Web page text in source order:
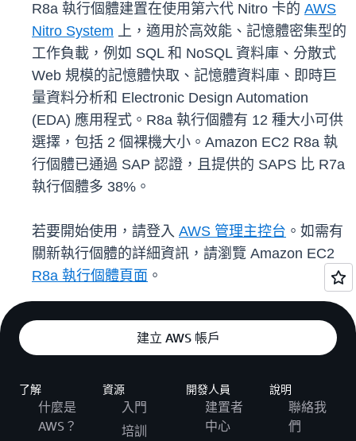
R8a 執行個體建置在使用第六代 Nitro 卡的 AWS
Nitro System 上，適用於高效能、記憶體密集型的
工作負載，例如 SQL 和 NoSQL 資料庫、分散式
Web 規模的記憶體快取、記憶體資料庫、即時巨
量資料分析和 Electronic Design Automation
(EDA) 應用程式。R8a 執行個體有 12 種大小可供
選擇，包括 2 個裸機大小。Amazon EC2 R8a 執
行個體已通過 SAP 認證，且提供的 SAPS 比 R7a
執行個體多 38%。
若要開始使用，請登入 AWS 管理主控台 。如需有
關新執行個體的詳細資訊，請瀏覽 Amazon EC2
R8a 執行個體頁面 。
建立 AWS 帳戶
了解
什麼是
AWS？
資源
入門
培訓
開發人員
建置者
中心
說明
聯絡我
們